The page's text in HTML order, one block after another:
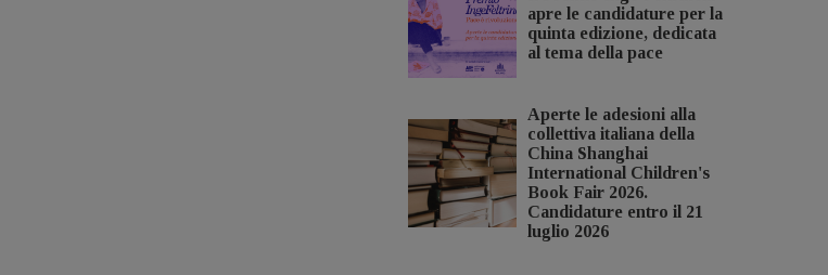
apre le candidature per la
quinta edizione, dedicata
al tema della pace
Aperte le adesioni alla
collettiva italiana della
China Shanghai
International Children's
Book Fair 2026.
Candidature entro il 21
luglio 2026